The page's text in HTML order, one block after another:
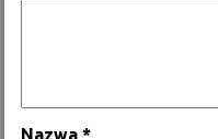
Nazwa*